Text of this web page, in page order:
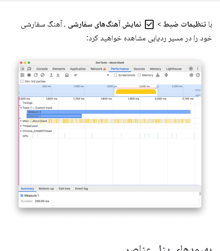
با تنظیمات ضبط >
check_box نمایش آهنگ‌های سفارشی ، آهنگ سفارشی
خود را در مسیر ردیابی مشاهده خواهید کرد: